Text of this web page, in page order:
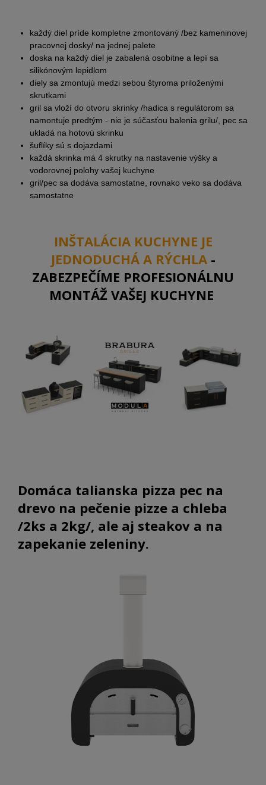
každý diel príde kompletne zmontovaný /bez kameninovej
pracovnej dosky/ na jednej palete
doska na každý diel je zabalená osobitne a lepí sa
silikónovým lepidlom
diely sa zmontujú medzi sebou štyroma priloženými
skrutkami
gril sa vloží do otvoru skrinky /hadica s regulátorom sa
namontuje predtým - nie je súčasťou balenia grilu/, pec sa
ukladá na hotovú skrinku
šuflíky sú s dojazdami
každá skrinka má 4 skrutky na nastavenie výšky a
vodorovnej polohy vašej kuchyne
gril/pec sa dodáva samostatne, rovnako veko sa dodáva
samostatne
INŠTALÁCIA KUCHYNE JE
JEDNODUCHÁ A RÝCHLA-
ZABEZPEČÍME PROFESIONÁLNU
MONTÁŽ VAŠEJ KUCHYNE
Domáca talianska pizza pec na
drevo na pečenie pizze a chleba
/2ks a 2kg/, ale aj steakov a na
zapekanie zeleniny.